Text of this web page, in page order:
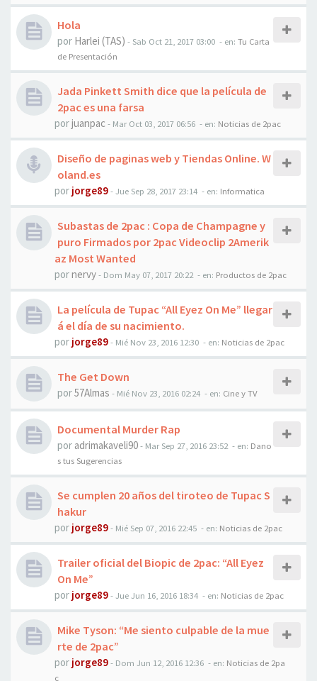
Hola
por Harlei (TAS) - Sab Oct 21, 2017 03:00 - en: Tu Carta
de Presentación
Jada Pinkett Smith dice que la película de
2pac es una farsa
porjuanpac- Mar Oct 03, 2017 06:56 - en: Noticias de 2pac
Diseño de paginas web y Tiendas Online. W
oland.es
por jorge89-Jue Sep 28, 2017 23:14 - en: Informatica
Subastas de 2pac : Copa de Champagne y
puro Firmados por 2pac Videoclip 2Amerik
az Most Wanted
pornervy- Dom May 07, 2017 20:22 - en: Productos de 2pac
La película de Tupac “All Eyez On Me” llegar
á el día de su nacimiento.
por jorge89- Mié Nov 23, 2016 12:30 - en: Noticias de 2pac
The Get Down
por57Almas - Mié Nov 23, 2016 02:24 - en: Cine y TV
Documental Murder Rap
por adrimakaveli90- Mar Sep 27, 2016 23:52 - en: Dano
s tus Sugerencias
Se cumplen 20 años del tiroteo de Tupac S
hakur
por jorge89- Mié Sep 07, 2016 22:45 - en: Noticias de 2pac
Trailer oficial del Biopic de 2pac: “All Eyez
On Me”
por jorge89-Jue Jun 16, 2016 18:34 - en: Noticias de 2pac
Mike Tyson: “Me siento culpable de la mue
rte de 2pac”
por jorge89- Dom Jun 12, 2016 12:36 - en: Noticias de 2pa
c